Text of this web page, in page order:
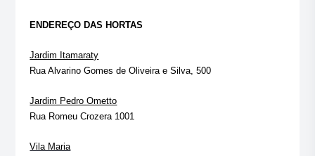
ENDEREÇO DAS HORTAS
Jardim Itamaraty
Rua Alvarino Gomes de Oliveira e Silva, 500
Jardim Pedro Ometto
Rua Romeu Crozera 1001
Vila Maria